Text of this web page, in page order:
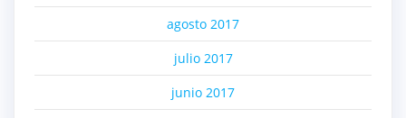
agosto 2017
julio 2017
junio 2017